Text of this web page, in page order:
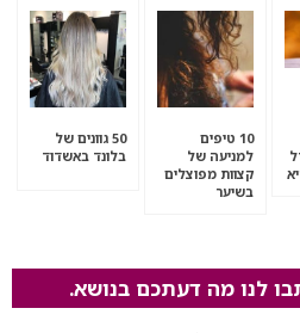
10 טיפים
למניעה של
קצוות מפוצלים
בשיער
50 גוונים של
בלונד באשדוד
לנו מה דעתכם בנושא.